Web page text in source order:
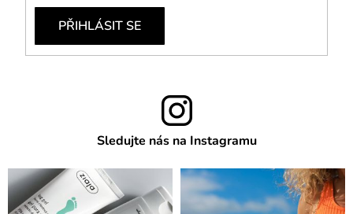
PŘIHLÁSIT SE
Sledujte nás na Instagramu